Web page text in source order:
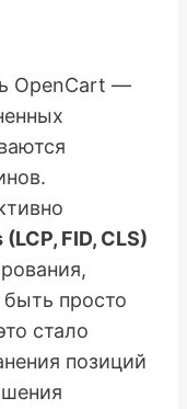
OpenCart —
FID, CLS)
быть просто
стало
позиций